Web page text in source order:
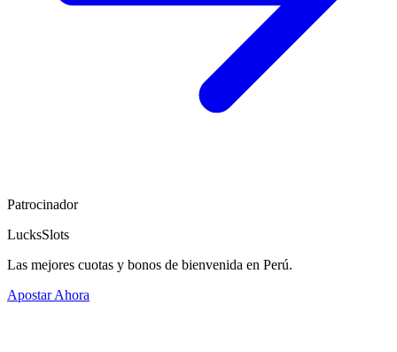
Patrocinador
LucksSlots
Las mejores cuotas y bonos de bienvenida en Perú.
Apostar Ahora